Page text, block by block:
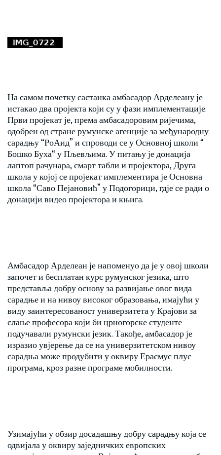
На самом почетку састанка амбасадор Арделеану је
истакао два пројекта који су у фази имплементације.
Први пројекат је, према амбасадоровим ријечима,
одобрен од стране румунске агенције за међународну
сарадњу “РоАид” и спроводи се у Основној школи “
Бошко Буха“ у Пљевљима. У питању је донација
лаптоп рачунара, смарт табли и пројектора, Друга
школа у којој се пројекат имплементира је Основна
школа “Саво Пејановић” у Подогорици, гдје се ради о
донацији видео пројектора и књига.
Амбасадор Арделеан је напоменуо да је у овој школи
започет и бесплатан курс румунског језика, што
представља добру основу за развијање овог вида
сарадње и на нивоу високог образовања, имајући у
виду заинтересованост универзитета у Крајови за
слање професора који би црногорске студенте
подучавали румунски језик. Такође, амбасадор је
изразио увјерење да се на универзитетском нивоу
сарадња може продубити у оквиру Ерасмус плус
програма, кроз разне програме мобилности.
Узимајући у обзир досадашњу добру сарадњу која се
одвијала у оквиру заједничких европских